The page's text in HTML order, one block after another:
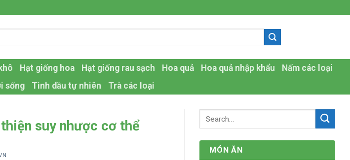
Hạt giống hoa Hạt giống rau sạch Hoa quả Hoa quả nhập khẩu
Nấm các loại
sống Tinh dầu tự nhiên Trà các loại
suy nhược cơ thể
MÓN ĂN